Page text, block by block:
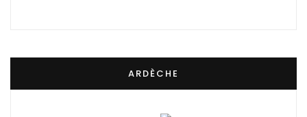
ARDÈCHE